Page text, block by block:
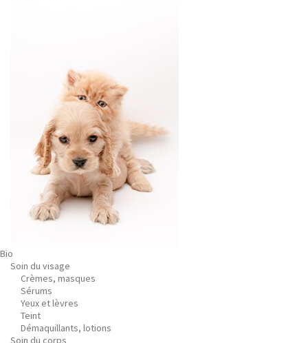
Bio
Soin du visage
Crèmes, masques
Sérums
Yeux et lèvres
Teint
Démaquillants, lotions
Soin du corps